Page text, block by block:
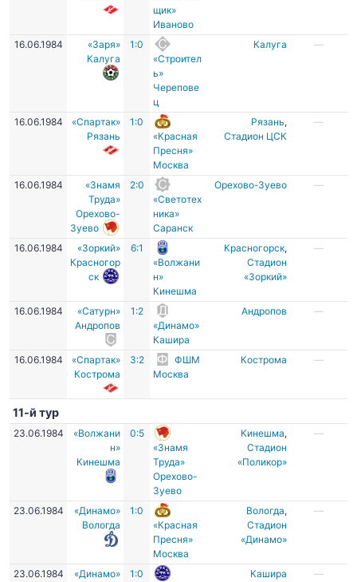
щик»
Иваново
16.06.1984
«Заря»
Калуга
1:0
«Строител
ь»
Черепове
ц
Калуга —
16.06.1984
«Спартак»
Рязань
1:0
«Красная
Пресня»
Москва
Рязань,
Стадион ЦСК
—
16.06.1984
«Знамя
Труда»
Орехово-
Зуево
2:0
«Светотех
ника»
Саранск
Орехово-Зуево —
16.06.1984
«Зоркий»
Красногор
ск
6:1
«Волжани
н»
Кинешма
Красногорск,
Стадион
«Зоркий»
—
16.06.1984
«Сатурн»
Андропов
1:2
«Динамо»
Кашира
Андропов —
16.06.1984
«Спартак»
Кострома
3:2
ФШМ
Москва
Кострома —
11-й тур
23.06.1984
«Волжани
н»
Кинешма
0:5
«Знамя
Труда»
Орехово-
Зуево
Кинешма,
Стадион
«Поликор»
—
23.06.1984
«Динамо»
Вологда
1:0
«Красная
Пресня»
Москва
Вологда,
Стадион
«Динамо»
—
23.06.1984 «Динамо» 1:0 Кашира —